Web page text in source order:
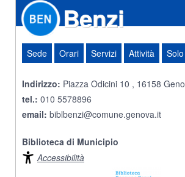
Benzi
Sede Orari Servizi Attività
Indirizzo: Piazza Odicini 10 , 16158
tel.: 010 5578896
email: biblbenzi@comune.genova.it
Biblioteca di Municipio
Accessibilità